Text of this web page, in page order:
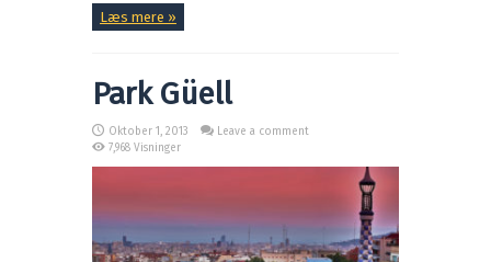
Læs mere »
Park Güell
Oktober 1, 2013
Leave a comment
7,968 Visninger